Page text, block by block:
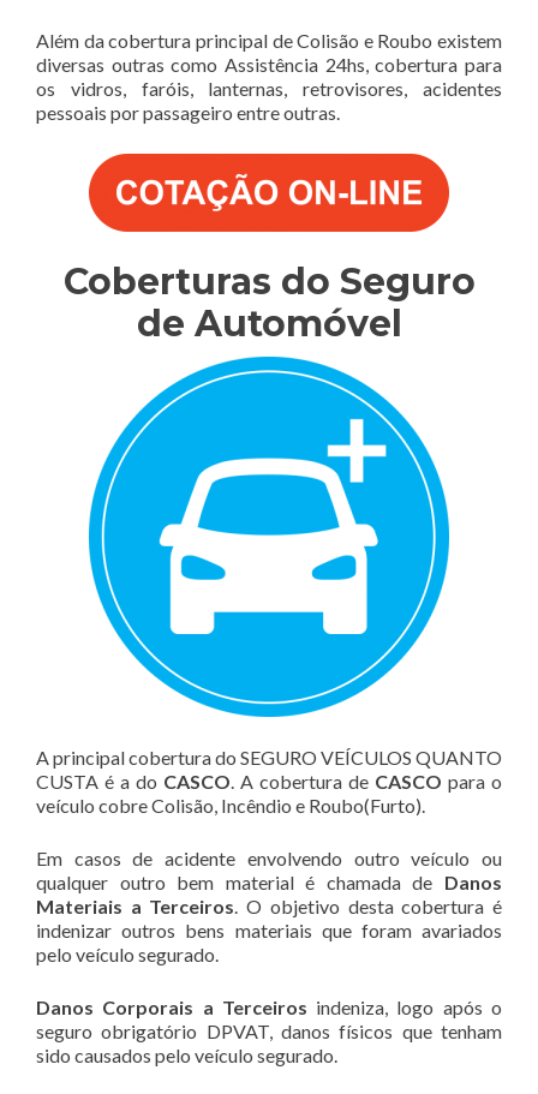
Além da cobertura principal de Colisão e Roubo existem
diversas outras como Assistência 24hs, cobertura para
os vidros, faróis, lanternas, retrovisores, acidentes
pessoais por passageiro entre outras.
Coberturas do Seguro
de Automóvel
A principal cobertura do SEGURO VEÍCULOS QUANTO
CUSTA é a do CASCO . A cobertura de CASCO para o
veículo cobre Colisão, Incêndio e Roubo(Furto).
Em casos de acidente envolvendo outro veículo ou
qualquer outro bem material é chamada de Danos
Materiais a Terceiros . O objetivo desta cobertura é
indenizar outros bens materiais que foram avariados
pelo veículo segurado.
Danos Corporais a Terceiros indeniza, logo após o
seguro obrigatório DPVAT, danos físicos que tenham
sido causados pelo veículo segurado.